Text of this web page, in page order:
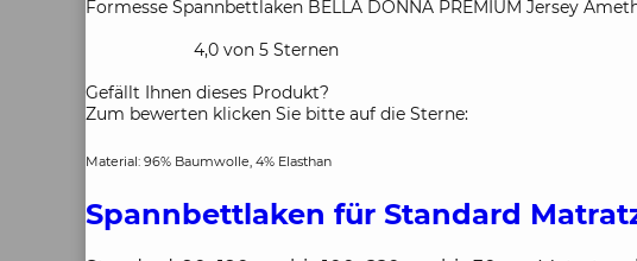
Formesse Spannbettlaken BELLA DONNA PREMIUM Jersey
4,0 von 5 Sternen
Gefällt Ihnen dieses Produkt?
Zum bewerten klicken Sie bitte auf die Sterne:
Material: 96% Baumwolle, 4% Elasthan
Spannbettlaken für Standard